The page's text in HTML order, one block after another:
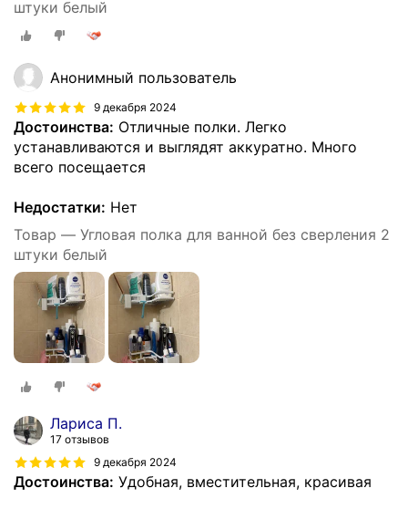
штуки белый
Анонимный пользователь
9 декабря 2024
Достоинства: Отличные полки. Легко
устанавливаются и выглядят аккуратно. Много
всего посещается
Недостатки: Нет
Товар — Угловая полка для ванной без сверления 2
штуки белый
Лариса П.
17 отзывов
9 декабря 2024
Достоинства: Удобная, вместительная, красивая